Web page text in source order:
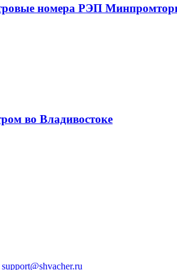
номера РЭП
во Владивостоке
support@shvacher.ru